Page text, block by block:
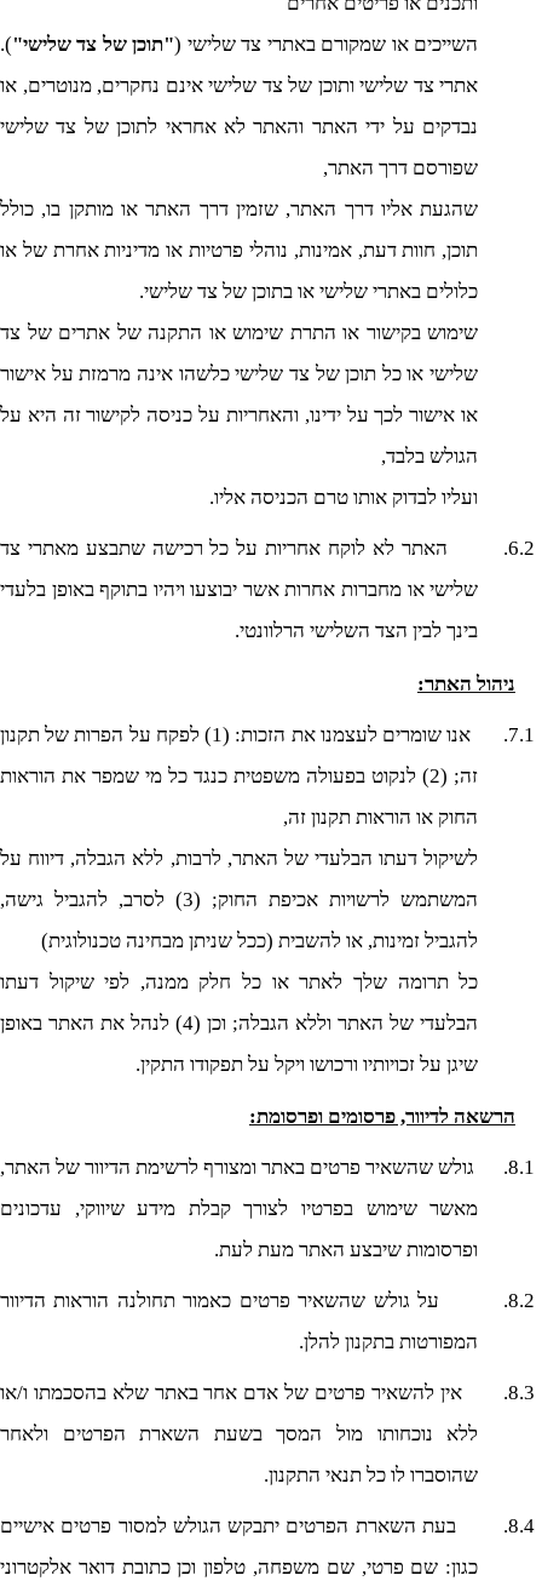
השייכים או שמקורם באתרי צד שלישי ("תוכן של צד שלישי").
אתרי צד שלישי ותוכן של צד שלישי אינם נחקרים, מנוטרים, או
נבדקים על ידי האתר והאתר לא אחראי לתוכן של צד שלישי
שפורסם דרך האתר,
שהגעת אליו דרך האתר, שזמין דרך האתר או מותקן בו, כולל
תוכן, חוות דעת, אמינות, נוהלי פרטיות או מדיניות אחרת של או
כלולים באתרי שלישי או בתוכן של צד שלישי.
שימוש בקישור או התרת שימוש או התקנה של אתרים של צד
שלישי או כל תוכן של צד שלישי כלשהו אינה מרמזת על אישור
או אישור לכך על ידינו, והאחריות על כניסה לקישור זה היא על
הגולש בלבד,
ועליו לבדוק אותו טרם הכניסה אליו.
6.2.
האתר לא לוקח אחריות על כל רכישה שתבצע מאתרי צד
שלישי או מחברות אחרות אשר יבוצעו ויהיו בתוקף באופן בלעדי
בינך לבין הצד השלישי הרלוונטי.
ניהול האתר:
7.1.
אנו שומרים לעצמנו את הזכות: (1) לפקח על הפרות של תקנון
זה; (2) לנקוט בפעולה משפטית כנגד כל מי שמפר את הוראות
החוק או הוראות תקנון זה,
לשיקול דעתו הבלעדי של האתר, לרבות, ללא הגבלה, דיווח על
המשתמש לרשויות אכיפת החוק; (3) לסרב, להגביל גישה,
להגביל זמינות, או להשבית (ככל שניתן מבחינה טכנולוגית)
כל תרומה שלך לאתר או כל חלק ממנה, לפי שיקול דעתו
הבלעדי של האתר וללא הגבלה;
וכן (4) לנהל את האתר באופן
שיגן על זכויותיו ורכושו ויקל על תפקודו התקין.
הרשאה לדיוור, פרסומים ופרסומת:
8.1.
גולש שהשאיר פרטים באתר ומצורף לרשימת הדיוור של האתר,
מאשר שימוש בפרטיו לצורך קבלת מידע שיווקי, עדכונים
ופרסומות שיבצע האתר מעת לעת.
8.2.
על גולש שהשאיר פרטים כאמור תחולנה הוראות הדיוור
המפורטות בתקנון להלן.
8.3.
אין להשאיר פרטים של אדם אחר באתר שלא בהסכמתו ו/או
ללא נוכחותו מול המסך בשעת השארת הפרטים ולאחר
שהוסברו לו כל תנאי התקנון.
8.4.
בעת השארת הפרטים יתבקש הגולש למסור פרטים אישיים
כגון: שם פרטי, שם משפחה, טלפון וכן כתובת דואר אלקטרוני